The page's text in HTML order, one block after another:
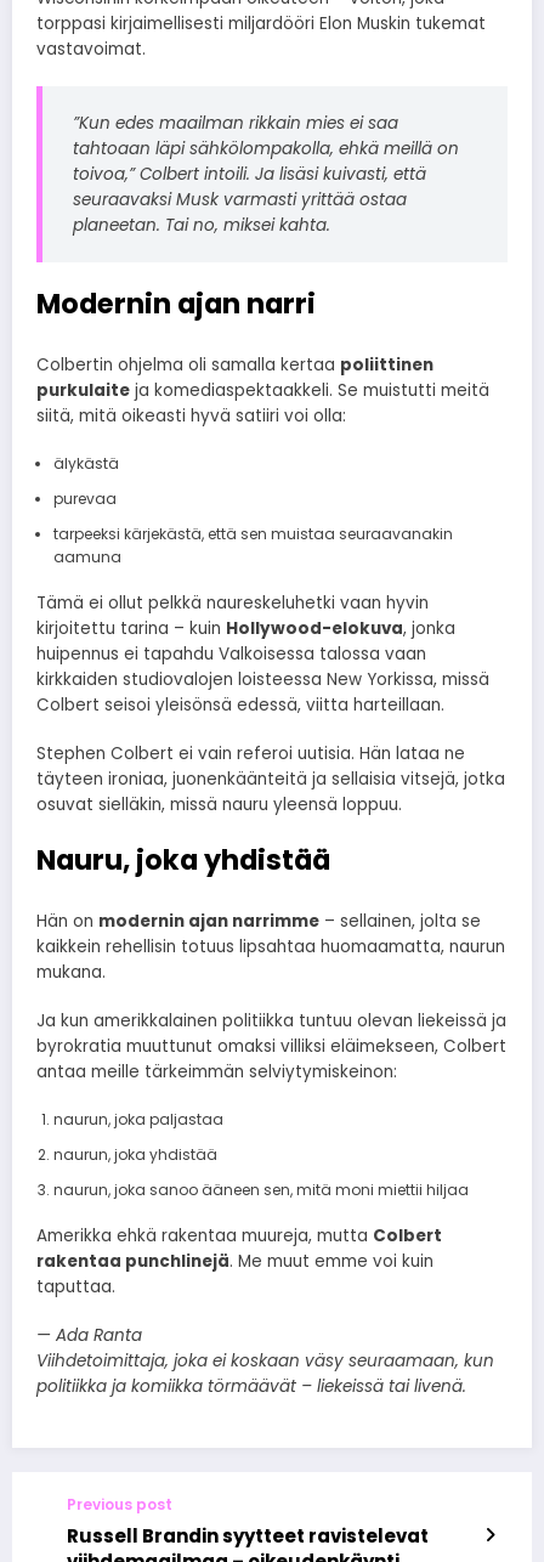
torppasi kirjaimellisesti miljardööri Elon Muskin tukemat
vastavoimat.
”Kun edes maailman rikkain mies ei saa
tahtoaan läpi sähkölompakolla, ehkä meillä on
toivoa,” Colbert intoili. Ja lisäsi kuivasti, että
seuraavaksi Musk varmasti yrittää ostaa
planeetan. Tai no, miksei kahta.
Modernin ajan narri
Colbertin ohjelma oli samalla kertaa poliittinen
purkulaite ja komediaspektaakkeli. Se muistutti meitä
siitä, mitä oikeasti hyvä satiiri voi olla:
älykästä
purevaa
tarpeeksi kärjekästä, että sen muistaa seuraavanakin
aamuna
Tämä ei ollut pelkkä naureskeluhetki vaan hyvin
kirjoitettu tarina – kuin Hollywood-elokuva, jonka
huipennus ei tapahdu Valkoisessa talossa vaan
kirkkaiden studiovalojen loisteessa New Yorkissa, missä
Colbert seisoi yleisönsä edessä, viitta harteillaan.
Stephen Colbert ei vain referoi uutisia. Hän lataa ne
täyteen ironiaa, juonenkäänteitä ja sellaisia vitsejä, jotka
osuvat sielläkin, missä nauru yleensä loppuu.
Nauru, joka yhdistää
Hän on modernin ajan narrimme – sellainen, jolta se
kaikkein rehellisin totuus lipsahtaa huomaamatta, naurun
mukana.
Ja kun amerikkalainen politiikka tuntuu olevan liekeissä ja
byrokratia muuttunut omaksi villiksi eläimekseen, Colbert
antaa meille tärkeimmän selviytymiskeinon:
naurun, joka paljastaa
naurun, joka yhdistää
naurun, joka sanoo ääneen sen, mitä moni miettii hiljaa
Amerikka ehkä rakentaa muureja, mutta Colbert
rakentaa punchlinejä. Me muut emme voi kuin
taputtaa.
— Ada Ranta
Viihdetoimittaja, joka ei koskaan väsy seuraamaan, kun
politiikka ja komiikka törmäävät – liekeissä tai livenä.
Previous post
Russell Brandin syytteet ravistelevat